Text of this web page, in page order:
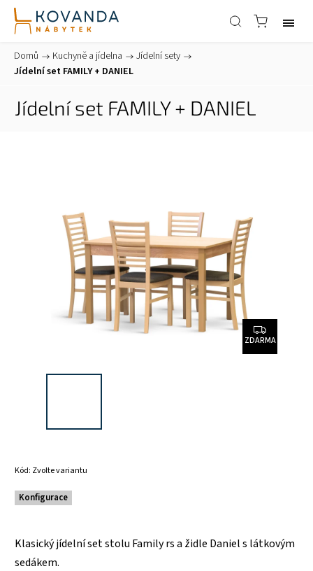
Domů / Kuchyně a jídelna / Jídelní sety /
Jídelní set FAMILY + DANIEL
Jídelní set FAMILY + DANIEL
ZDARMA
Kód: Zvolte variantu
Konfigurace
Klasický jídelní set stolu Family rs a židle Daniel s látkovým
sedákem.